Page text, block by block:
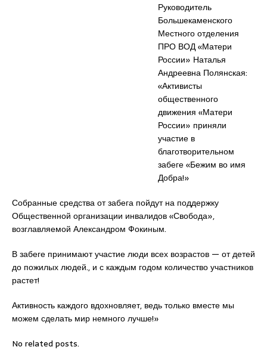
Руководитель
Большекаменского
Местного отделения
ПРО ВОД «Матери
России» Наталья
Андреевна Полянская:
«Активисты
общественного
движения «Матери
России» приняли
участие в
благотворительном
забеге «Бежим во имя
Добра!»
Собранные средства от забега пойдут на поддержку
Общественной организации инвалидов «Свобода»,
возглавляемой Александром Фокиным.
В забеге принимают участие люди всех возрастов — от детей
до пожилых людей., и с каждым годом количество участников
растет!
Активность каждого вдохновляет, ведь только вместе мы
можем сделать мир немного лучше!»
No related posts.